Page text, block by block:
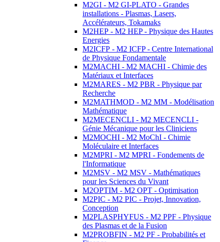
M2GI - M2 GI-PLATO - Grandes
installations - Plasmas, Lasers,
Accélérateurs, Tokamaks
M2HEP - M2 HEP - Physique des Hautes
Energies
M2ICFP - M2 ICFP - Centre International
de Physique Fondamentale
M2MACHI - M2 MACHI - Chimie des
Matériaux et Interfaces
M2MARES - M2 PBR - Physique par
Recherche
M2MATHMOD - M2 MM - Modélisation
Mathématique
M2MECENCLI - M2 MECENCLI -
Génie Mécanique pour les Cliniciens
M2MOCHI - M2 MoChI - Chimie
Moléculaire et Interfaces
M2MPRI - M2 MPRI - Fondements de
l'Informatique
M2MSV - M2 MSV - Mathématiques
pour les Sciences du Vivant
M2OPTIM - M2 OPT - Optimisation
M2PIC - M2 PIC - Projet, Innovation,
Conception
M2PLASPHYFUS - M2 PPF - Physique
des Plasmas et de la Fusion
M2PROBFIN - M2 PF - Probabilités et